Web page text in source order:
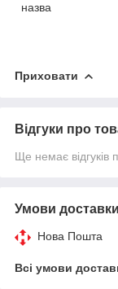
назва
Приховати
Відгуки про
Ще немає відгуків
Умови доставки
Нова Пошта
Всі умови